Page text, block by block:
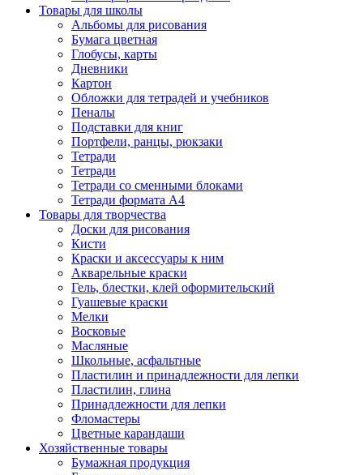
Товары для школы
Альбомы для рисования
Бумага цветная
Глобусы, карты
Дневники
Картон
Обложки для тетрадей и учебников
Пеналы
Подставки для книг
Портфели, ранцы, рюкзаки
Тетради
Тетради
Тетради со сменными блоками
Тетради формата А4
Товары для творчества
Доски для рисования
Кисти
Краски и аксессуары к ним
Акварельные краски
Гель, блестки, клей оформительский
Гуашевые краски
Мелки
Восковые
Масляные
Школьные, асфальтные
Пластилин и принадлежности для лепки
Пластилин, глина
Принадлежности для лепки
Фломастеры
Цветные карандаши
Хозяйственные товары
Бумажная продукция